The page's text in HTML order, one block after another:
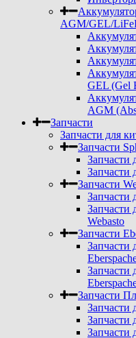
AGM/GEL/
GEL (Gel
AGM
Запчасти
Запчасти для
Запчасти
Запчасти
Запчасти
Запчасти
Запчасти
Запчасти
Webasto
Запчасти
Запчасти
Запчасти
Запчасти
Запчасти
Запчасти